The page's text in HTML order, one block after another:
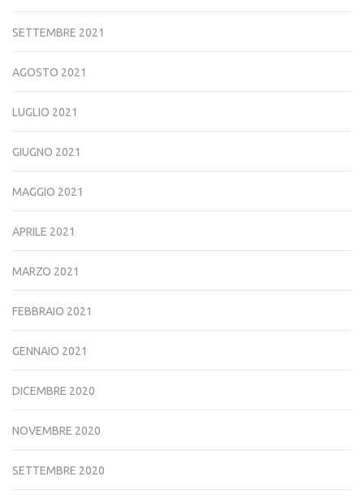
SETTEMBRE 2021
AGOSTO 2021
LUGLIO 2021
GIUGNO 2021
MAGGIO 2021
APRILE 2021
MARZO 2021
FEBBRAIO 2021
GENNAIO 2021
DICEMBRE 2020
NOVEMBRE 2020
SETTEMBRE 2020